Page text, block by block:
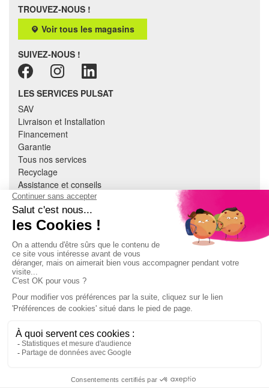
TROUVEZ-NOUS !
Voir tous les magasins
SUIVEZ-NOUS !
LES SERVICES PULSAT
SAV
Livraison et Installation
Financement
Garantie
Tous nos services
Recyclage
Assistance et conseils
Cuisine équipée
Literie
Nous contacter
À PROPOS
CGV
Mentions légales
Données personnelles
Devenir adhérent
EN SAVOIR PLUS
Indice de réparabilité
Accès extranet Pulsat
Jeux concours